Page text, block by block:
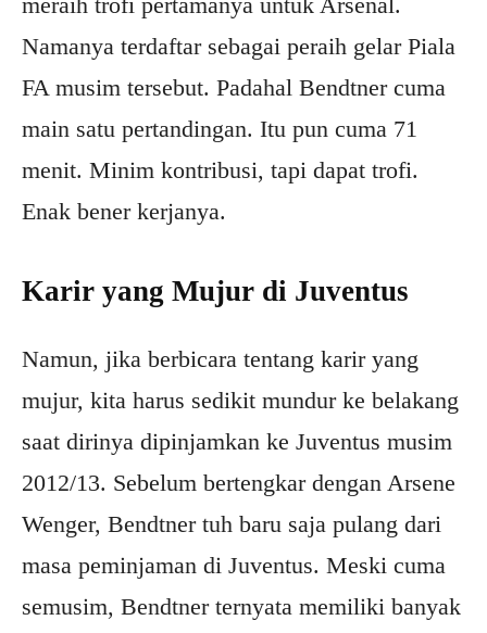
Namanya terdaftar sebagai peraih gelar Piala
FA musim tersebut. Padahal Bendtner cuma
main satu pertandingan. Itu pun cuma 71
menit. Minim kontribusi, tapi dapat trofi.
Enak bener kerjanya.
Karir yang Mujur di Juventus
Namun, jika berbicara tentang karir yang
mujur, kita harus sedikit mundur ke belakang
saat dirinya dipinjamkan ke Juventus musim
2012/13. Sebelum bertengkar dengan Arsene
Wenger, Bendtner tuh baru saja pulang dari
masa peminjaman di Juventus. Meski cuma
semusim, Bendtner ternyata memiliki banyak